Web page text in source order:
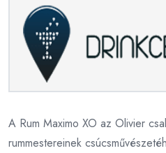
A Rum Maximo XO az Olivier
rummestereinek